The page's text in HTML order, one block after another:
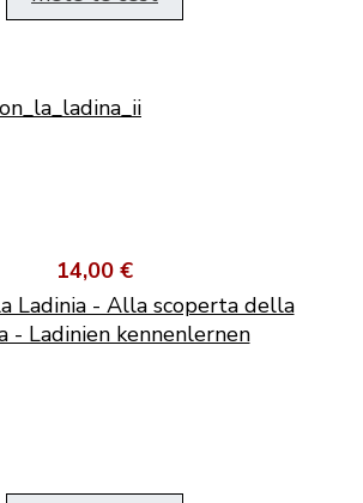
14,00 €
Ladinia - Alla scoperta della
- Ladinien kennenlernen